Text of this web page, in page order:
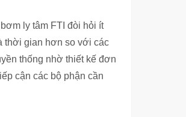
ly tâm FTI đòi hỏi ít
thời gian hơn so với các
thống nhờ thiết kế đơn
cận các bộ phận cần